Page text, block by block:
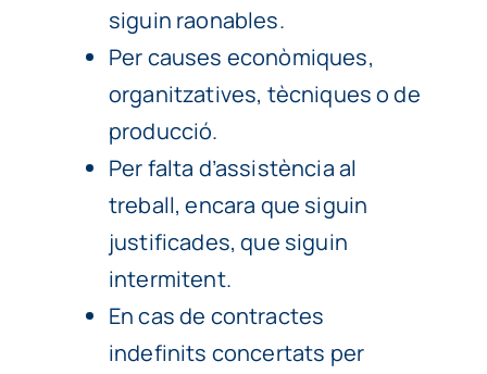
siguin raonables.
Per causes econòmiques,
organitzatives, tècniques o de
producció.
Per falta d’assistència al
treball, encara que siguin
justificades, que siguin
intermitent.
En cas de contractes
indefinits concertats per